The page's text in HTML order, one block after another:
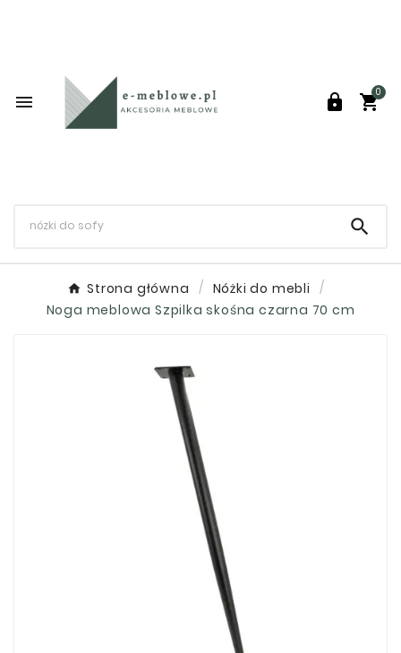
  
0

Strona główna
Nóżki do mebli
Noga meblowa Szpilka skośna czarna 70 cm